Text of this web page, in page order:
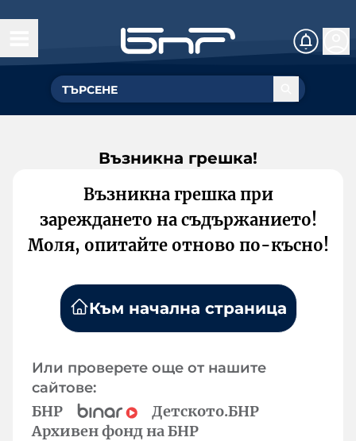
Възникна грешка!
Възникна грешка при
зареждането на съдържанието!
Моля, опитайте отново по-късно!
Към начална страница
Или проверете още от нашите
сайтове:
БНР
Детското.БНР
Архивен фонд на БНР